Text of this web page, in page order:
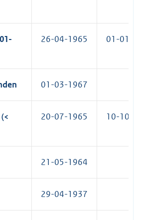
26-04-1965 01-01-
01-03-1967
20-07-1965 10-10-
21-05-1964
29-04-1937